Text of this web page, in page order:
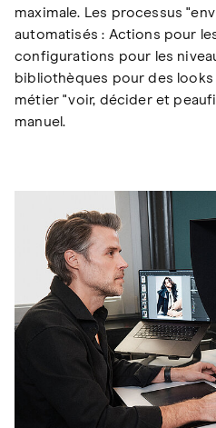
maximale. Les processus
automatisés : Actions pour
configurations pour les
bibliothèques pour des
métier "voir, décider et
manuel.